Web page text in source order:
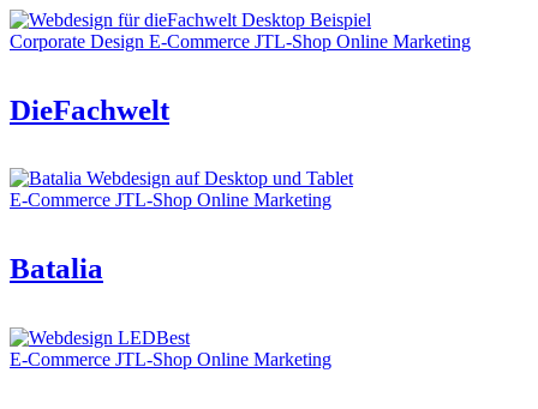
Corporate Design E-Commerce JTL-Shop Online Marketing
DieFachwelt
E-Commerce JTL-Shop Online Marketing
Batalia
E-Commerce JTL-Shop Online Marketing